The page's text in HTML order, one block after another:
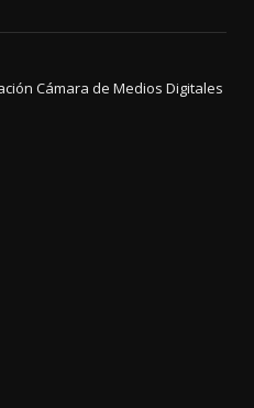
Cámara de Medios Digitales